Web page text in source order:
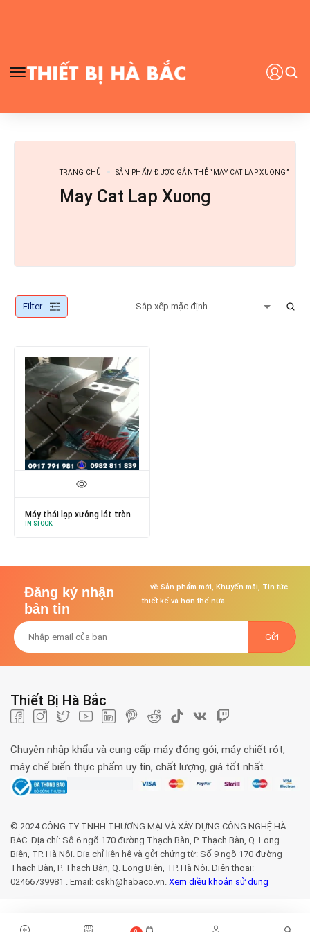
TRANG CHỦ SẢN PHẨM ĐƯỢC GẮN THẺ “MAY CAT LAP XUONG”
May Cat Lap Xuong
Filter
Máy thái lạp xưởng lát tròn
IN STOCK
Đăng ký nhận
bản tin
... về Sản phẩm mới, Khuyến mãi, Tin tức
thiết kế và hơn thế nữa
Thiết Bị Hà Bắc
Chuyên nhập khẩu và cung cấp máy đóng gói, máy chiết rót,
máy chế biến thực phẩm uy tín, chất lượng, giá tốt nhất.
© 2024 CÔNG TY TNHH THƯƠNG MẠI VÀ XÂY DỰNG CÔNG NGHỆ HÀ
BẮC. Địa chỉ: Số 6 ngõ 170 đường Thạch Bàn, P. Thạch Bàn, Q. Long
Biên, TP. Hà Nội. Địa chỉ liên hệ và gửi chứng từ: Số 9 ngõ 170 đường
Thạch Bàn, P. Thạch Bàn, Q. Long Biên, TP. Hà Nội. Điện thoại:
02466739981 . Email: cskh@habaco.vn. Xem điều khoản sử dụng